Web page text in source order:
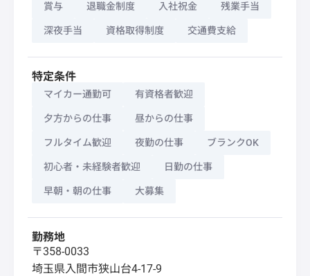
賞与 退職金制度 入社祝金 残業手当
深夜手当 資格取得制度 交通費支給
特定条件
マイカー通勤可 有資格者歓迎
夕方からの仕事 昼からの仕事
フルタイム歓迎 夜勤の仕事 ブランクOK
初心者・未経験者歓迎 日勤の仕事
早朝・朝の仕事 大募集
勤務地
〒358-0033
埼玉県入間市狭山台4-17-9